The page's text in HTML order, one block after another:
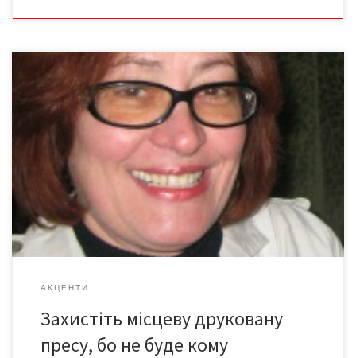
Той, хто володіє інформацією, той володіє світом. Це правило
добре засвоїли сильні світу цього. Чи не тому всі засоби
масової інформації в усіх державах, як відомо, належать
можновладцям. Маючи в руках такий потужний засіб
маніпулювання суспільною свідомістю як ЗМІ, з народом можна
робити все, що завгодно. І це не перебільшення. […]
АКЦЕНТИ
Захистіть місцеву друковану
пресу, бо не буде кому